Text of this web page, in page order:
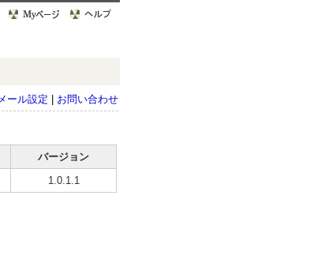
ール設定 お問い合わせ
バージョン
1.0.1.1